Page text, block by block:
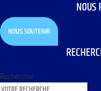
NOUS
NOUS SOUTENIR
Rechercher